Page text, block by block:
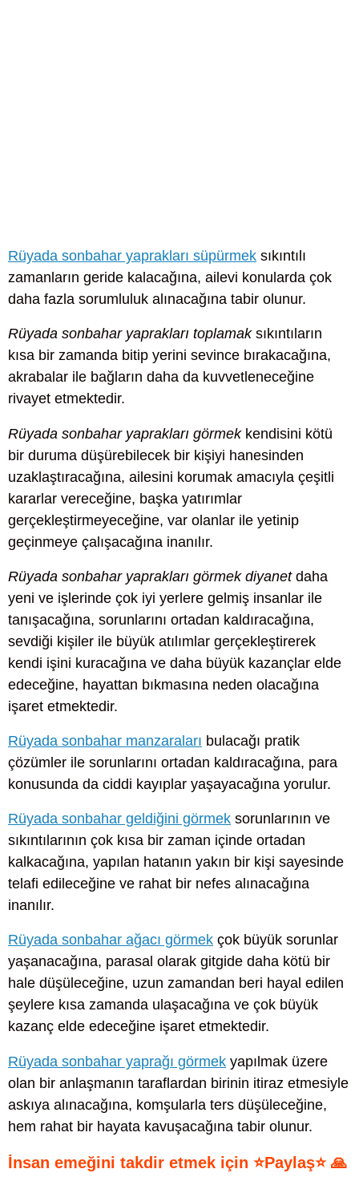
Rüyada sonbahar yaprakları süpürmek sıkıntılı
zamanların geride kalacağına, ailevi konularda çok
daha fazla sorumluluk alınacağına tabir olunur.
Rüyada sonbahar yaprakları toplamaksıkıntıların
kısa bir zamanda bitip yerini sevince bırakacağına,
akrabalar ile bağların daha da kuvvetleneceğine
rivayet etmektedir.
Rüyada sonbahar yaprakları görmekkendisini kötü
bir duruma düşürebilecek bir kişiyi hanesinden
uzaklaştıracağına, ailesini korumak amacıyla çeşitli
kararlar vereceğine, başka yatırımlar
gerçekleştirmeyeceğine, var olanlar ile yetinip
geçinmeye çalışacağına inanılır.
Rüyada sonbahar yaprakları görmek diyanetdaha
yeni ve işlerinde çok iyi yerlere gelmiş insanlar ile
tanışacağına, sorunlarını ortadan kaldıracağına,
sevdiği kişiler ile büyük atılımlar gerçekleştirerek
kendi işini kuracağına ve daha büyük kazançlar elde
edeceğine, hayattan bıkmasına neden olacağına
işaret etmektedir.
Rüyada sonbahar manzaraları bulacağı pratik
çözümler ile sorunlarını ortadan kaldıracağına, para
konusunda da ciddi kayıplar yaşayacağına yorulur.
Rüyada sonbahar geldiğini görmek sorunlarının ve
sıkıntılarının çok kısa bir zaman içinde ortadan
kalkacağına, yapılan hatanın yakın bir kişi sayesinde
telafi edileceğine ve rahat bir nefes alınacağına
inanılır.
Rüyada sonbahar ağacı görmek çok büyük sorunlar
yaşanacağına, parasal olarak gitgide daha kötü bir
hale düşüleceğine, uzun zamandan beri hayal edilen
şeylere kısa zamanda ulaşacağına ve çok büyük
kazanç elde edeceğine işaret etmektedir.
Rüyada sonbahar yaprağı görmek yapılmak üzere
olan bir anlaşmanın taraflardan birinin itiraz etmesiyle
askıya alınacağına, komşularla ters düşüleceğine,
hem rahat bir hayata kavuşacağına tabir olunur.
İnsan emeğini takdir etmek için ⭐Paylaş⭐ 🙏